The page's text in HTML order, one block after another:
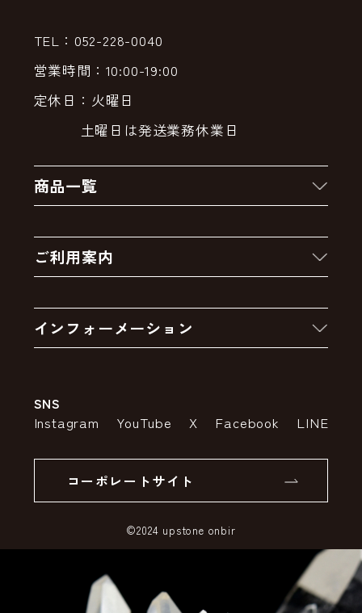
TEL：052-228-0040
営業時間：10:00-19:00
定休日：火曜日
土曜日は発送業務休業日
商品一覧
クーポン
卸販売・大量注文
アウトレットセール
ご利用案内
お支払いについて
インフォーメーション
特定商取引法の表示
SSLサーバー証明書とは
SNS
Instagram YouTube X Facebook LINE
コーポレートサイト
©2024 upstone onbir